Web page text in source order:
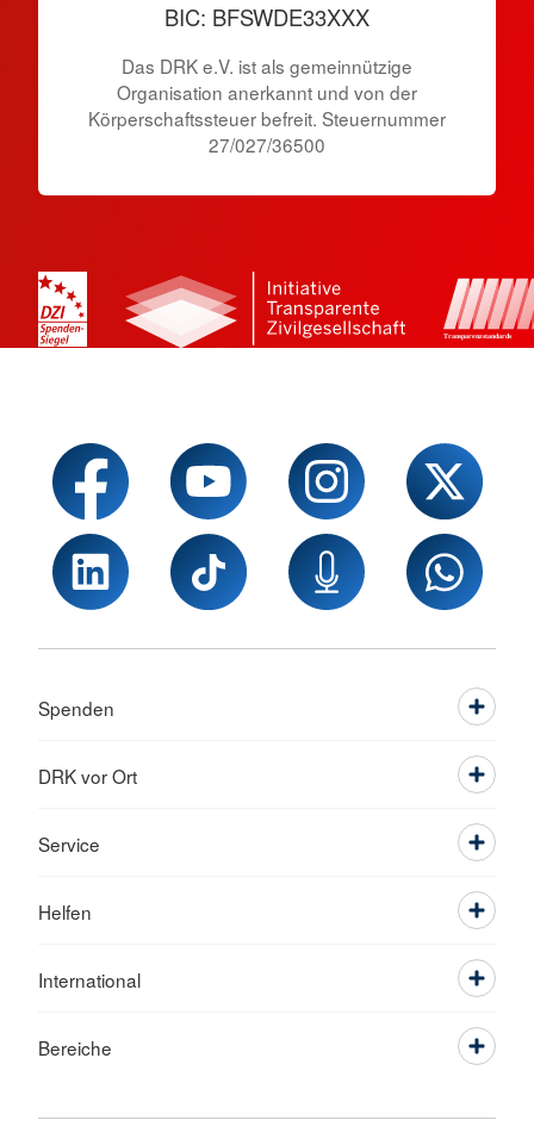
BIC: BFSWDE33XXX
Das DRK e.V. ist als gemeinnützige
Organisation anerkannt und von der
Körperschaftssteuer befreit. Steuernummer
27/027/36500
Spenden
DRK vor Ort
Service
Helfen
International
Bereiche